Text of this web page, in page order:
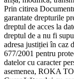
Prin citirea
garantate drepturile
dreptul de acces la
dreptul de a nu fi
adresa justiției în caz
677/2001 pentru
datelor cu caracter
asemenea, ROKA